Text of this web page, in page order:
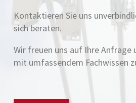
Kontaktieren Sie uns
sich beraten.
Wir freuen uns auf Ihre Anfrage
mit umfassendem Fachwissen